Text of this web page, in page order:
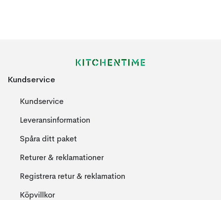
Kundservice
Kundservice
Leveransinformation
Spåra ditt paket
Returer & reklamationer
Registrera retur & reklamation
Köpvillkor